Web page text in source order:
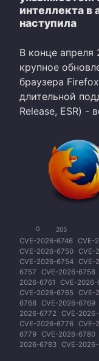
интеллекта в
наступила
В конце апреля
крупное
браузера
длительной
Release, ESR) -
0 205
CVE-2026-6746 CVE-
CVE-2026-6750 CVE-
CVE-2026-6754 CVE-
6757
CVE-2026-6758
2026-6761
CVE-2026-
CVE-2026-6765
CVE-
6768 CVE-2026-6769
2026-6772
CVE-
CVE-2026-6776 CVE-
6779 CVE-2026-6780
2026-6783 CVE-